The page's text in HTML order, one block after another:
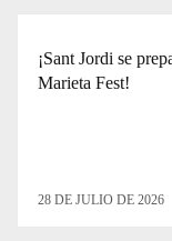
¡Sant Jordi se
Marieta Fest!
28 DE JULIO DE 2026